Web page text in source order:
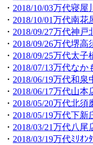
・ 2018/10/03万代寝屋
・ 2018/10/01万代南
・ 2018/09/27万代神
・ 2018/09/26万代堺高
・ 2018/09/25万代太子
・ 2018/07/13万代な
・ 2018/06/19万代和
・ 2018/06/17万代山本
・ 2018/05/20万代北
・ 2018/05/19万代下
・ 2018/03/21万代八
・ 2018/03/19万代ﾐﾘｵﾝ